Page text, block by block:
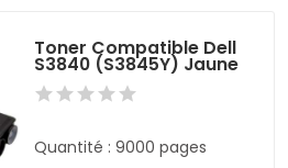
Toner Compatible Dell
S3840 (S3845Y) Jaune
Quantité : 9000 pages